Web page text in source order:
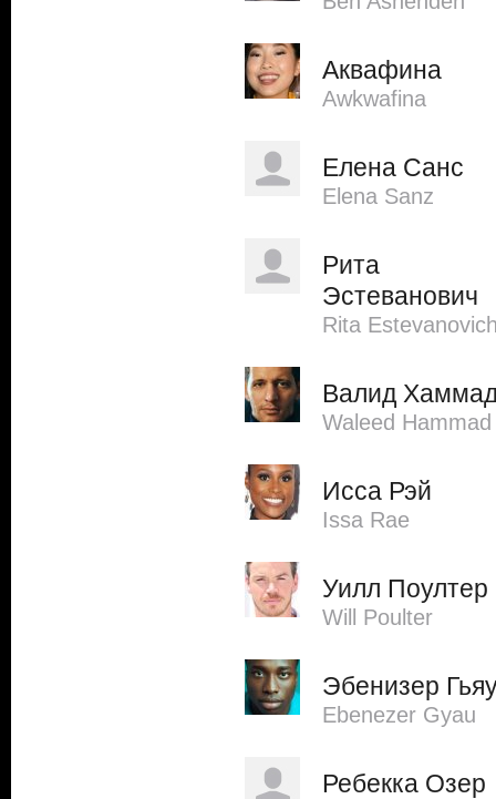
Аквафина
Awkwafina
Елена Санс
Elena Sanz
Рита
Эстеванович
Rita
Валид
Waleed Hammad
Исса Рэй
Issa Rae
Уилл Поултер
Will Poulter
Эбенизер
Ebenezer Gyau
Ребекка Озер